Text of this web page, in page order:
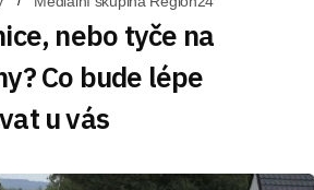
nebo tyče na
Co bude lépe
u vás